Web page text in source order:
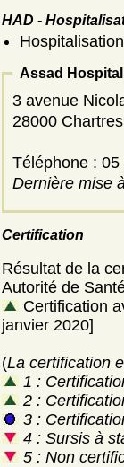
HAD -
Assad
3 avenue
28000 Chartres
Dernière mise
Certification
Résultat de la
Autorité de
Certification
janvier 2020]
(La certification
1 :
2 :
3 :
4 : Sursis à
5 : Non